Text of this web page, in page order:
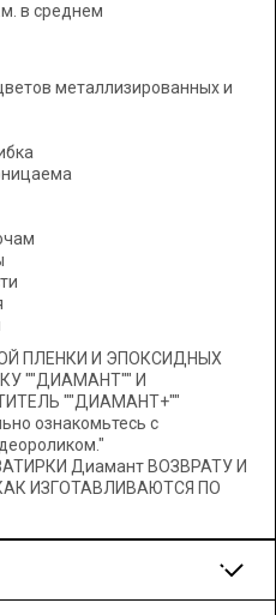
в среднем
металлизированных и
ПЛЕНКИ И ЭПОКСИДНЫХ
""ДИАМАНТ"" И
""ДИАМАНТ+""
ознакомьтесь с
Диамант ВОЗВРАТУ И
ИЗГОТАВЛИВАЮТСЯ ПО